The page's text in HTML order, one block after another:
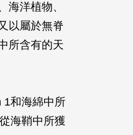
海洋植物、
以屬於無脊
所含有的天
1和海綿中所
海鞘中所獲